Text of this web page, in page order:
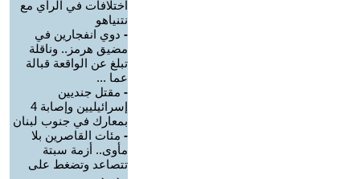
اختلافات في الرأي مع
نتنياهو
- دوي انفجارين في
مضيق هرمز.. وناقلة
تبلغ عن الواقعة قبالة
عما ...
- مقتل جنديين
إسرائيليين وإصابة 4
بمعارك في جنوب لبنان
- مئات القاصرين بلا
مأوى.. أزمة سبتة
تتصاعد وتضغط على